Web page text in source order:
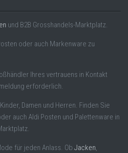
und B2B Grosshandels-Marktplatz.
oder auch Markenware zu
Ihres vertrauens in Kontakt
erforderlich.
Damen und Herren. Finden Sie
auch Aldi Posten und Palettenware in
für jeden Anlass. Ob Jacken,